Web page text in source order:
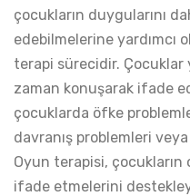
çocukların duygularını
edebilmelerine yardımcı
terapi sürecidir. Çocuklar
zaman konuşarak ifade
çocuklarda öfke
davranış problemleri
Oyun terapisi, çocukların
ifade etmelerini